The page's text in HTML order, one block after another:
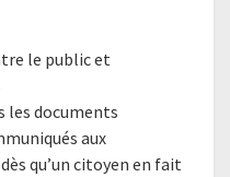
le public et
les documents
aux
qu’un citoyen en fait